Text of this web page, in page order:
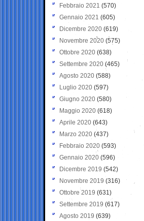
Febbraio 2021 (570)
Gennaio 2021 (605)
Dicembre 2020 (619)
Novembre 2020 (575)
Ottobre 2020 (638)
Settembre 2020(465)
Agosto 2020 (588)
Luglio 2020 (597)
Giugno 2020 (580)
Maggio 2020 (618)
Aprile 2020 (643)
Marzo 2020 (437)
Febbraio 2020 (593)
Gennaio 2020 (596)
Dicembre 2019 (542)
Novembre 2019 (316)
Ottobre 2019 (631)
Settembre 2019 (617)
Agosto 2019 (639)